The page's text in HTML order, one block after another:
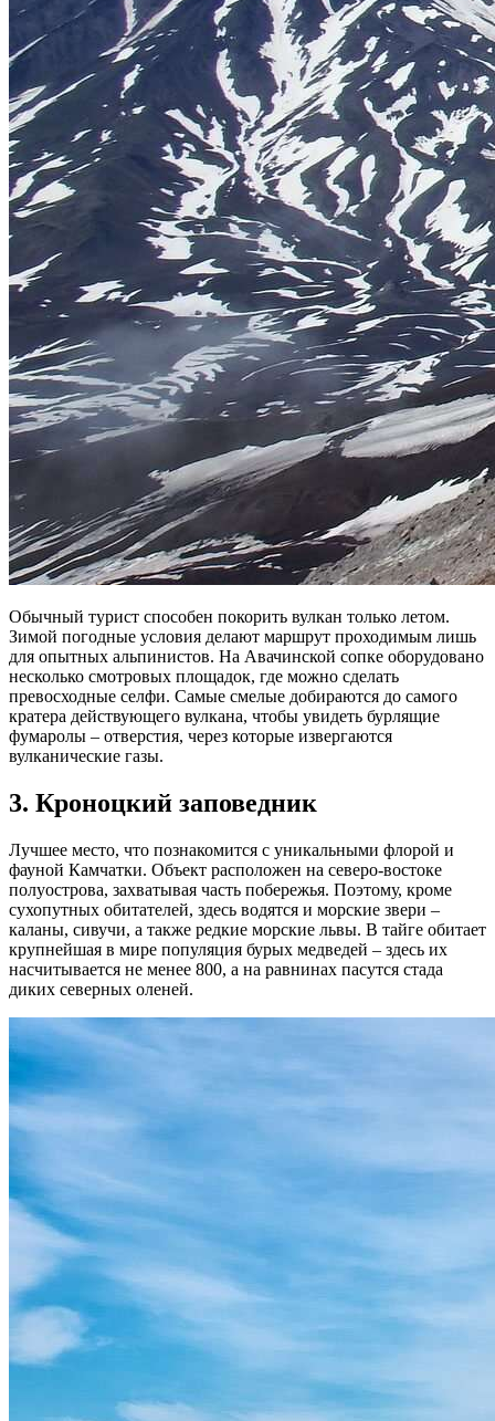
Обычный турист способен покорить вулкан только летом.
Зимой погодные условия делают маршрут проходимым лишь
для опытных альпинистов. На Авачинской сопке оборудовано
несколько смотровых площадок, где можно сделать
превосходные селфи. Самые смелые добираются до самого
кратера действующего вулкана, чтобы увидеть бурлящие
фумаролы – отверстия, через которые извергаются
вулканические газы.
3. Кроноцкий заповедник
Лучшее место, что познакомится с уникальными флорой и
фауной Камчатки. Объект расположен на северо-востоке
полуострова, захватывая часть побережья. Поэтому, кроме
сухопутных обитателей, здесь водятся и морские звери –
каланы, сивучи, а также редкие морские львы. В тайге обитает
крупнейшая в мире популяция бурых медведей – здесь их
насчитывается не менее 800, а на равнинах пасутся стада
диких северных оленей.